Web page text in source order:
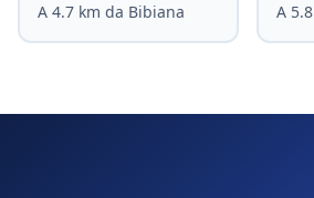
A 4.7 km da Bibiana A 5.8